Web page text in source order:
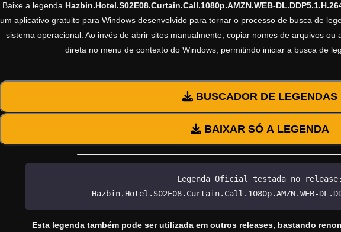
Baixe a legenda Hazbin.Hotel.S02E08.Curtain.Call.1080p.AMZN.WEB-
um aplicativo gratuito para Windows desenvolvido para tornar o processo de busca de
sistema operacional. Ao invés de abrir sites manualmente, copiar nomes de arquivos
direta no menu de contexto do Windows, permitindo iniciar a busca de
BUSCADOR DE LEGENDAS
BAIXAR SÓ A LEGENDA
Legenda Oficial testada no release:
Hazbin.Hotel.S02E08.Curtain.Call.1080p.AMZN.WEB-
Esta legenda também pode ser utilizada em outros releases, bastando